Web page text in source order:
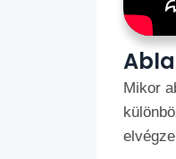
Mikor